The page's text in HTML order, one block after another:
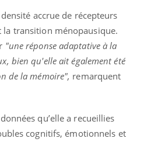
accrue de récepteurs
transition ménopausique.
"une réponse adaptative à la
bien qu'elle ait également été
de la mémoire", remarquent
qu’elle a recueillies
cognitifs, émotionnels et